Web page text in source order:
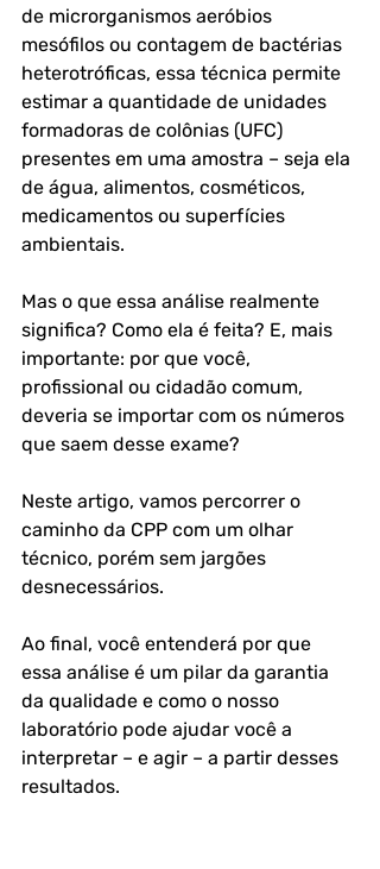
de microrganismos aeróbios
mesófilos ou contagem de bactérias
heterotróficas, essa técnica permite
estimar a quantidade de unidades
formadoras de colônias (UFC)
presentes em uma amostra – seja ela
de água, alimentos, cosméticos,
medicamentos ou superfícies
ambientais.
Mas o que essa análise realmente
significa? Como ela é feita? E, mais
importante: por que você,
profissional ou cidadão comum,
deveria se importar com os números
que saem desse exame?
Neste artigo, vamos percorrer o
caminho da CPP com um olhar
técnico, porém sem jargões
desnecessários.
Ao final, você entenderá por que
essa análise é um pilar da garantia
da qualidade e como o nosso
laboratório pode ajudar você a
interpretar – e agir – a partir desses
resultados.